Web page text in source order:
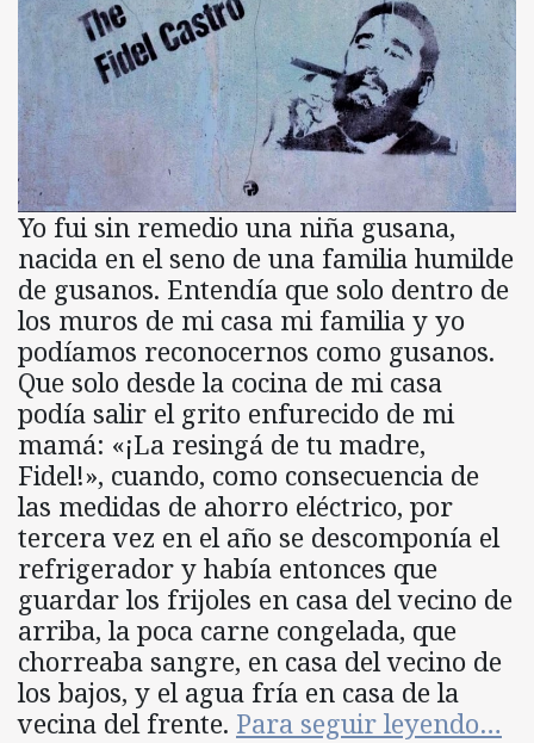
Yo fui sin remedio una niña gusana,
nacida en el seno de una familia humilde
de gusanos. Entendía que solo dentro de
los muros de mi casa mi familia y yo
podíamos reconocernos como gusanos.
Que solo desde la cocina de mi casa
podía salir el grito enfurecido de mi
mamá: «¡La resingá de tu madre,
Fidel!», cuando, como consecuencia de
las medidas de ahorro eléctrico, por
tercera vez en el año se descomponía el
refrigerador y había entonces que
guardar los frijoles en casa del vecino de
arriba, la poca carne congelada, que
chorreaba sangre, en casa del vecino de
los bajos, y el agua fría en casa de la
vecina del frente. Para seguir leyendo…